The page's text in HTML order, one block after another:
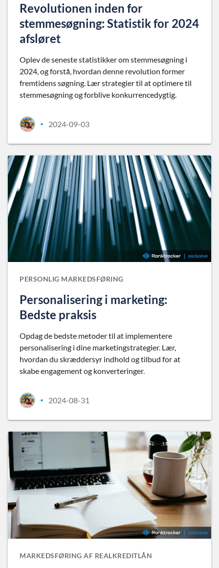
Revolutionen inden for
stemmesøgning: Statistik for 2024
afsløret
Oplev de seneste statistikker om stemmesøgning i
2024, og forstå, hvordan denne revolution former
fremtidens søgning. Lær strategier til at optimere til
stemmesøgning og forblive konkurrencedygtig.
• 2024-09-03
PERSONLIG MARKEDSFØRING
Personalisering i marketing:
Bedste praksis
Opdag de bedste metoder til at implementere
personalisering i dine marketingstrategier. Lær,
hvordan du skræddersyr indhold og tilbud for at
skabe engagement og konverteringer.
• 2024-08-31
MARKEDSFØRING AF REALKREDITLÅN